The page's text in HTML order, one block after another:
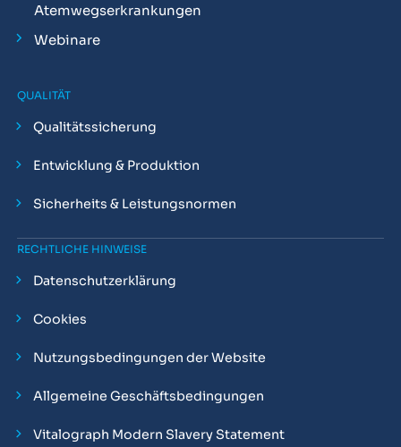
Atemwegserkrankungen
Webinare
QUALITÄT
Qualitätssicherung
Entwicklung & Produktion
Sicherheits & Leistungsnormen
RECHTLICHE HINWEISE
Datenschutzerklärung
Cookies
Nutzungsbedingungen der Website
Allgemeine Geschäftsbedingungen
Vitalograph Modern Slavery Statement